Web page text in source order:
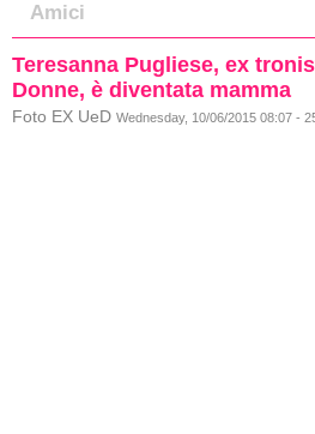
Amici
Teresanna Pugliese, ex
Donne, è diventata mamma
Foto EX UeD Wednesday, 10/06/2015 08:07 -